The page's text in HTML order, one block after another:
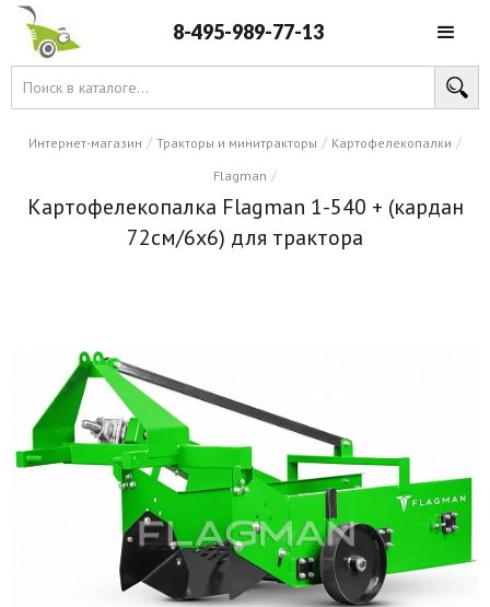
8-495-989-77-13
Интернет-магазин / Тракторы и минитракторы / Картофелекопалки /
Flagman /
Картофелекопалка Flagman 1-540 + (кардан
72см/6х6) для трактора